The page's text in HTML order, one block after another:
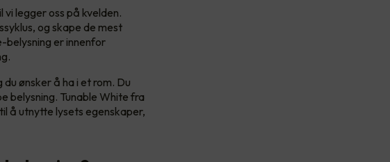
vi legger oss på kvelden.
og skape de mest
belysning er innenfor
ønsker å ha i et rom. Du
belysning. Tunable White fra
å utnytte lysets egenskaper,